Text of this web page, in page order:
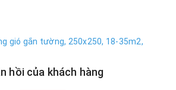
gió gắn tường, 250x250, 18-35m2,
hồi của khách hàng